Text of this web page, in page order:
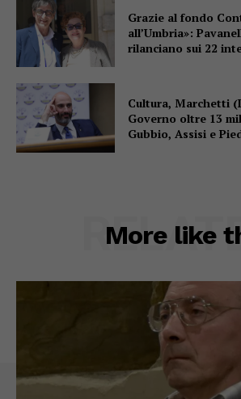
Grazie al fondo
all’Umbria»:
rilanciano sui 22
Cultura, Marchetti
Governo oltre 13
Gubbio, Assisi e
More like